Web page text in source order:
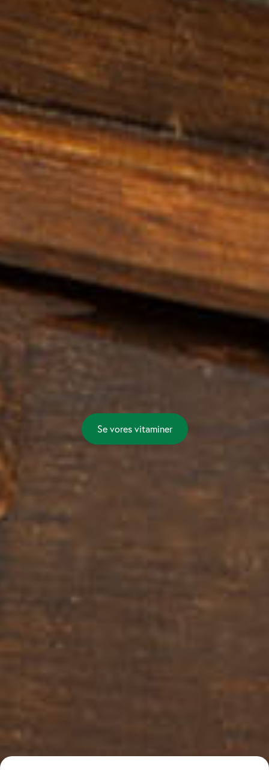
Se vores vitaminer